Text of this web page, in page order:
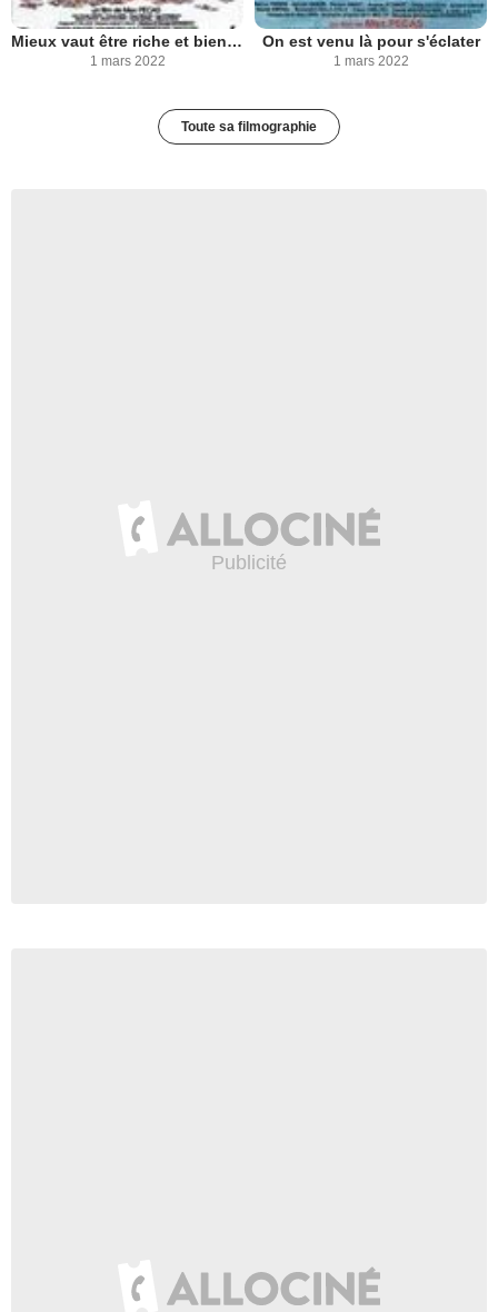
Mieux vaut être riche et bien portant que fauché et mal foutu
1 mars 2022
On est venu là pour s'éclater
1 mars 2022
Toute sa filmographie